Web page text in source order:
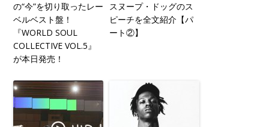
の“今”を切り取ったレー
ベルベスト盤！
『WORLD SOUL
COLLECTIVE VOL.5』
が本日発売！
スヌープ・ドッグのス
ピーチを全文紹介【パ
ート②】